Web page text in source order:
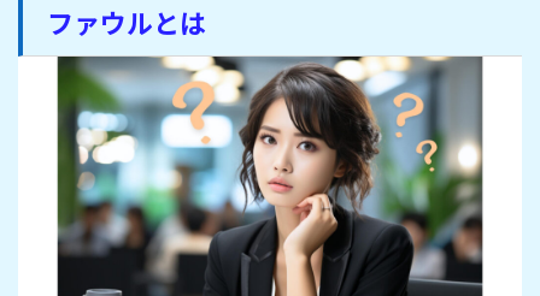
ファウルとは